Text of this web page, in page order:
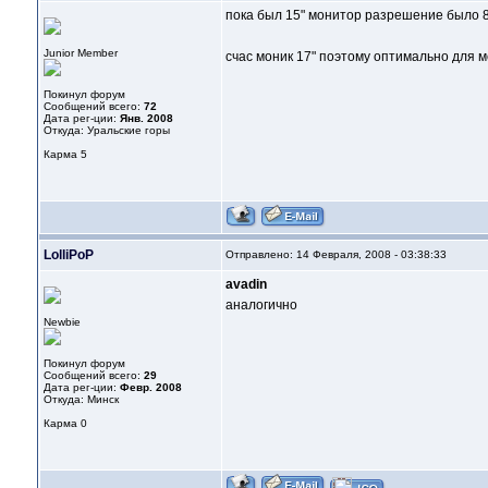
Junior Member
Покинул форум
Сообщений всего: 72
Дата рег-ции: Янв. 2008
Откуда: Уральские горы
Карма 5
пока был 15" монитор разрешение было
счас моник 17" поэтому оптимально для
LolliPoP Отправлено: 14 Февраля, 2008 - 03:38:33
Newbie
Покинул форум
Сообщений всего: 29
Дата рег-ции: Февр. 2008
Откуда: Минск
Карма 0
avadin
аналогично